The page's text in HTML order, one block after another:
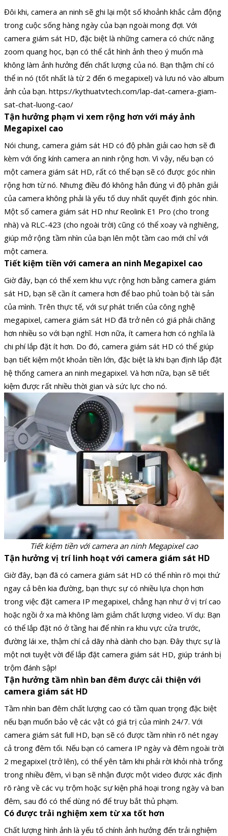
Đôi khi, camera an ninh sẽ ghi lại một số khoảnh khắc cảm động
trong cuộc sống hàng ngày của bạn ngoài mong đợi. Với
camera giám sát HD, đặc biệt là những camera có chức năng
zoom quang học, bạn có thể cắt hình ảnh theo ý muốn mà
không làm ảnh hưởng đến chất lượng của nó. Bạn thậm chí có
thể in nó (tốt nhất là từ 2 đến 6 megapixel) và lưu nó vào album
ảnh của bạn. https://kythuatvtech.com/lap-dat-camera-giam-
sat-chat-luong-cao/
Tận hưởng phạm vi xem rộng hơn với máy ảnh
Megapixel cao
Nói chung, camera giám sát HD có độ phân giải cao hơn sẽ đi
kèm với ống kính camera an ninh rộng hơn. Vì vậy, nếu bạn có
một camera giám sát HD, rất có thể bạn sẽ có được góc nhìn
rộng hơn từ nó. Nhưng điều đó không hẳn đúng vì độ phân giải
của camera không phải là yếu tố duy nhất quyết định góc nhìn.
Một số camera giám sát HD như Reolink E1 Pro (cho trong
nhà) và RLC-423 (cho ngoài trời) cũng có thể xoay và nghiêng,
giúp mở rộng tầm nhìn của bạn lên một tầm cao mới chỉ với
một camera.
Tiết kiệm tiền với camera an ninh Megapixel cao
Giờ đây, bạn có thể xem khu vực rộng hơn bằng camera giám
sát HD, bạn sẽ cần ít camera hơn để bao phủ toàn bộ tài sản
của mình. Trên thực tế, với sự phát triển của công nghệ
megapixel, camera giám sát HD đã trở nên có giá phải chăng
hơn nhiều so với bạn nghĩ. Hơn nữa, ít camera hơn có nghĩa là
chi phí lắp đặt ít hơn. Do đó, camera giám sát HD có thể giúp
bạn tiết kiệm một khoản tiền lớn, đặc biệt là khi bạn định lắp đặt
hệ thống camera an ninh megapixel. Và hơn nữa, bạn sẽ tiết
kiệm được rất nhiều thời gian và sức lực cho nó.
Tiết kiệm tiền với camera an ninh Megapixel cao
Tận hưởng vị trí linh hoạt với camera giám sát HD
Giờ đây, bạn đã có camera giám sát HD có thể nhìn rõ mọi thứ
ngay cả bên kia đường, bạn thực sự có nhiều lựa chọn hơn
trong việc đặt camera IP megapixel, chẳng hạn như ở vị trí cao
hoặc ngồi ở xa mà không làm giảm chất lượng video. Ví dụ: Bạn
có thể lắp đặt nó ở tầng hai để nhìn ra khu vực cửa trước,
đường lái xe, thậm chí cả dãy nhà dành cho bạn. Đây thực sự là
một nơi tuyệt vời để lắp đặt camera giám sát HD, giúp tránh bị
trộm đánh sập!
Tận hưởng tầm nhìn ban đêm được cải thiện với
camera giám sát HD
Tầm nhìn ban đêm chất lượng cao có tầm quan trọng đặc biệt
nếu bạn muốn bảo vệ các vật có giá trị của mình 24/7. Với
camera giám sát full HD, bạn sẽ có được tầm nhìn rõ nét ngay
cả trong đêm tối. Nếu bạn có camera IP ngày và đêm ngoài trời
2 megapixel (trở lên), có thể yên tâm khi phải rời khỏi nhà trống
trong nhiều đêm, vì bạn sẽ nhận được một video được xác định
rõ ràng về các vụ trộm hoặc sự kiện phá hoại trong ngày và ban
đêm, sau đó có thể dùng nó để truy bắt thủ phạm.
Có được trải nghiệm xem từ xa tốt hơn
Chất lượng hình ảnh là yếu tố chính ảnh hưởng đến trải nghiệm